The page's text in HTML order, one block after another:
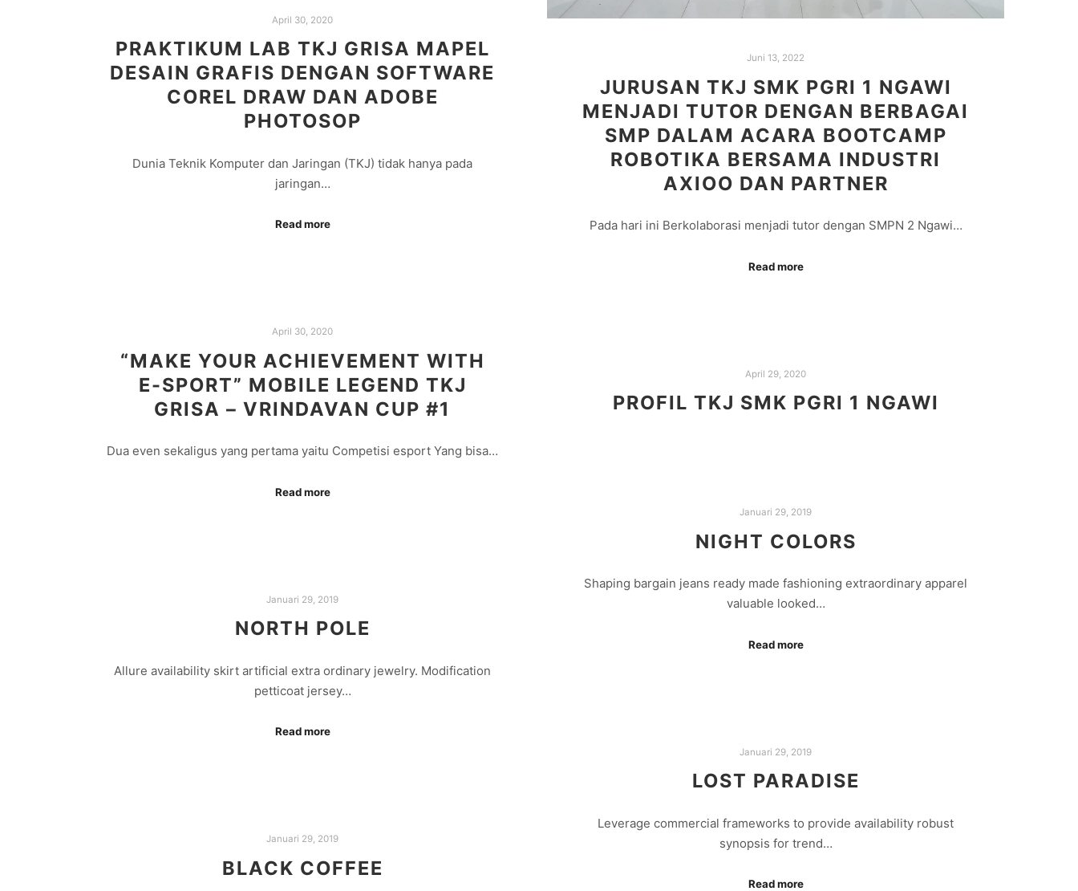
Juni 13, 2022
JURUSAN TKJ SMK PGRI 1 NGAWI
MENJADI TUTOR DENGAN BERBAGAI
SMP DALAM ACARA BOOTCAMP
ROBOTIKA BERSAMA INDUSTRI
AXIOO DAN PARTNER
Pada hari ini Berkolaborasi menjadi tutor dengan SMPN 2 Ngawi…
Read more
April 30, 2020
PRAKTIKUM LAB TKJ GRISA MAPEL
DESAIN GRAFIS DENGAN SOFTWARE
COREL DRAW DAN ADOBE
PHOTOSOP
Dunia Teknik Komputer dan Jaringan (TKJ) tidak hanya pada
jaringan…
Read more
April 30, 2020
“MAKE YOUR ACHIEVEMENT WITH
E-SPORT” MOBILE LEGEND TKJ
GRISA – VRINDAVAN CUP #1
Dua even sekaligus yang pertama yaitu Competisi esport Yang bisa…
Read more
April 29, 2020
PROFIL TKJ SMK PGRI 1 NGAWI
Januari 29, 2019
NIGHT COLORS
Shaping bargain jeans ready made fashioning extraordinary apparel
valuable looked…
Read more
Januari 29, 2019
NORTH POLE
Allure availability skirt artificial extra ordinary jewelry. Modification
petticoat jersey…
Read more
Januari 29, 2019
LOST PARADISE
Leverage commercial frameworks to provide availability robust
synopsis for trend…
Read more
Januari 29, 2019
BLACK COFFEE